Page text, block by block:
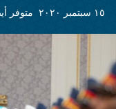
١٥ سبتمبر ٢٠٢٠ متوفر